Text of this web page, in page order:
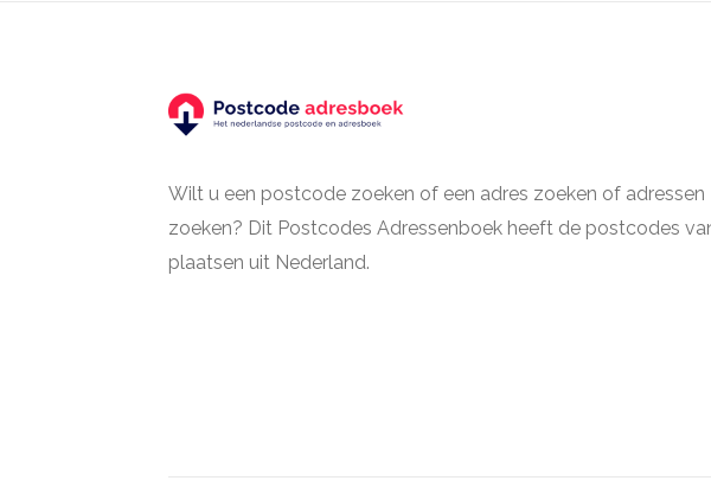
Wilt u een postcode zoeken of een adres zoeken of adressen
zoeken? Dit Postcodes Adressenboek heeft de postcodes
plaatsen uit Nederland.